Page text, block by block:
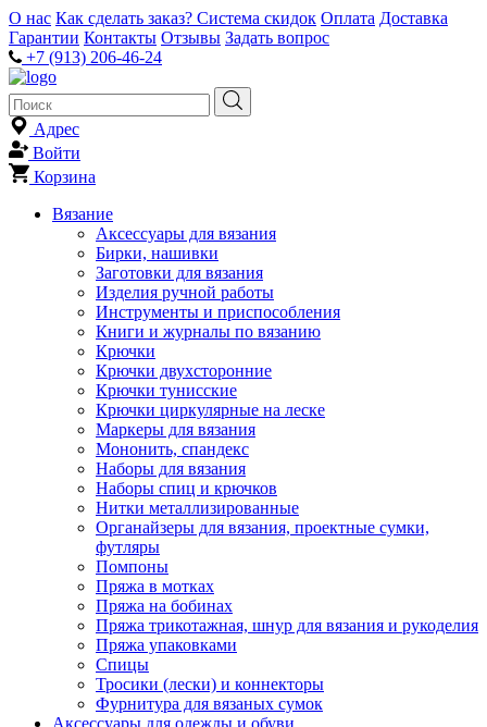
О нас Как сделать заказ? Система скидок Оплата Доставка
Гарантии Контакты Отзывы Задать вопрос
+7 (913) 206-46-24
Адрес
Войти
Корзина
Вязание
Аксессуары для вязания
Бирки, нашивки
Заготовки для вязания
Изделия ручной работы
Инструменты и приспособления
Книги и журналы по вязанию
Крючки
Крючки двухсторонние
Крючки тунисские
Крючки циркулярные на леске
Маркеры для вязания
Мононить, спандекс
Наборы для вязания
Наборы спиц и крючков
Нитки металлизированные
Органайзеры для вязания, проектные сумки,
футляры
Помпоны
Пряжа в мотках
Пряжа на бобинах
Пряжа трикотажная, шнур для вязания и рукоделия
Пряжа упаковками
Спицы
Тросики (лески) и коннекторы
Фурнитура для вязаных сумок
Аксессуары для одежды и обуви